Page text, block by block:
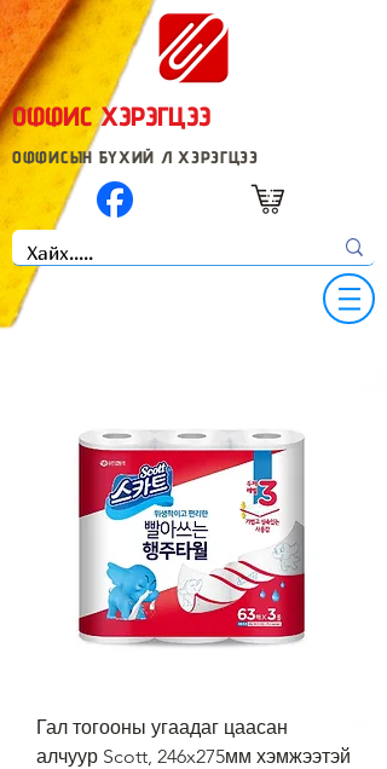
ОФФИС ХЭРЭГЦЭЭ
ОФФИСЫН БҮХИЙ Л ХЭРЭГЦЭЭ
Гал тогооны угаадаг цаасан
алчуур Scott, 246x275мм хэмжээтэй